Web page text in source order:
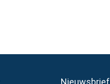
Nieuwsbrief